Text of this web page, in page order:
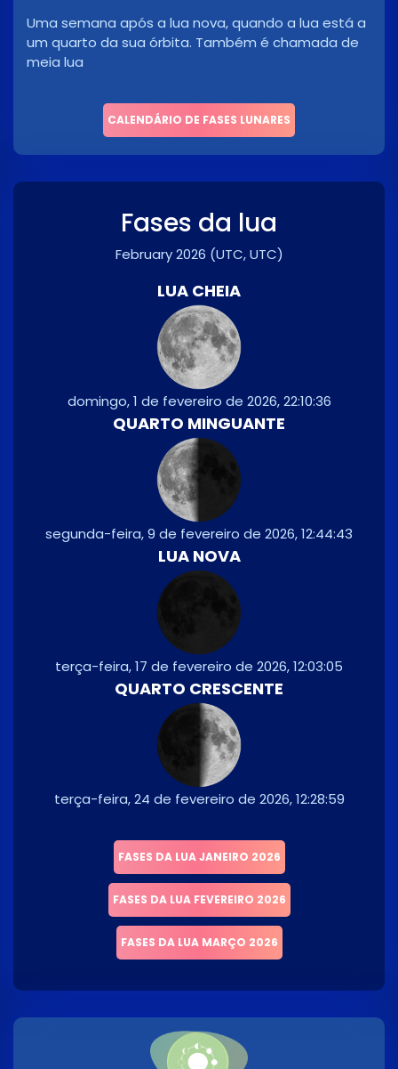
Uma semana após a lua nova, quando a lua está a
um quarto da sua órbita. Também é chamada de
meia lua
CALENDÁRIO DE FASES LUNARES
Fases da lua
February 2026 (UTC, UTC)
LUA CHEIA
domingo, 1 de fevereiro de 2026, 22:10:36
QUARTO MINGUANTE
segunda-feira, 9 de fevereiro de 2026, 12:44:43
LUA NOVA
terça-feira, 17 de fevereiro de 2026, 12:03:05
QUARTO CRESCENTE
terça-feira, 24 de fevereiro de 2026, 12:28:59
FASES DA LUA JANEIRO 2026
FASES DA LUA FEVEREIRO 2026
FASES DA LUA MARÇO 2026